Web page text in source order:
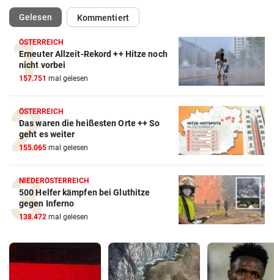
Gelesen(ausgewählt)Kommentiert
ÖSTERREICH
Erneuter Allzeit-Rekord ++ Hitze noch
nicht vorbei
157.751 mal gelesen
ÖSTERREICH
Das waren die heißesten Orte ++ So
geht es weiter
155.065 mal gelesen
NIEDERÖSTERREICH
500 Helfer kämpfen bei Gluthitze
gegen Inferno
138.472 mal gelesen